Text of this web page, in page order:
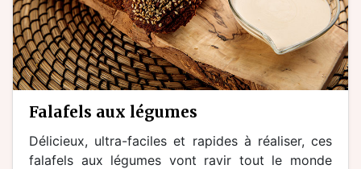
falafels aux légumes
Délicieux, ultra-faciles et rapides à réaliser, ces
falafels aux légumes vont ravir tout le monde